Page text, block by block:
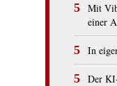
Mit
einer
In
Der